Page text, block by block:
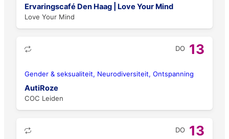
Ervaringscafé Den Haag | Love Your Mind
Love Your Mind
DO 13
Gender & seksualiteit, Neurodiversiteit, Ontspanning
AutiRoze
COC Leiden
DO 13